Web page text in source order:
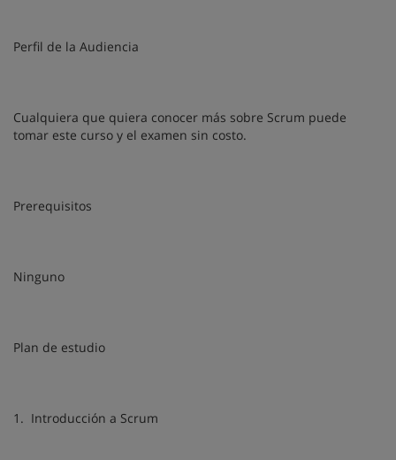
Perfil de la Audiencia
Cualquiera que quiera conocer más sobre Scrum puede
tomar este curso y el examen sin costo.
Prerequisitos
Ninguno
Plan de estudio
1. Introducción a Scrum